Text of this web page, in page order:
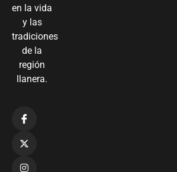
en la vida
y las
tradiciones
de la
región
llanera.